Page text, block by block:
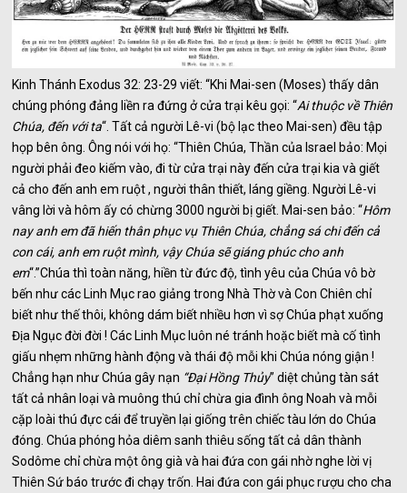
Kinh Thánh Exodus 32: 23-29 viết: “Khi Mai-sen (Moses) thấy dân
chúng phóng đảng liền ra đứng ở cửa trại kêu gọi: “Ai thuộc về Thiên
Chúa, đến với ta“. Tất cả người Lê-vi (bộ lạc theo Mai-sen) đều tập
họp bên ông. Ông nói với họ: “Thiên Chúa, Thần của Israel bảo: Mọi
người phải đeo kiếm vào, đi từ cửa trại này đến cửa trại kia và giết
cả cho đến anh em ruột , người thân thiết, láng giềng. Người Lê-vi
vâng lời và hôm ấy có chừng 3000 người bị giết. Mai-sen bảo: “Hôm
nay anh em đã hiến thân phục vụ Thiên Chúa, chẳng sá chi đến cả
con cái, anh em ruột mình, vậy Chúa sẽ giáng phúc cho anh
em“.”Chúa thì toàn năng, hiền từ đức độ, tình yêu của Chúa vô bờ
bến như các Linh Mục rao giảng trong Nhà Thờ và Con Chiên chỉ
biết như thế thôi, không dám biết nhiều hơn vì sợ Chúa phạt xuống
Địa Ngục đời đời ! Các Linh Mục luôn né tránh hoặc biết mà cố tình
giấu nhẹm những hành động và thái độ mỗi khi Chúa nóng giận !
Chẳng hạn như Chúa gây nạn “Đại Hồng Thủy” diệt chủng tàn sát
tất cả nhân loại và muông thú chỉ chừa gia đình ông Noah và mỗi
cặp loài thú đực cái để truyền lại giống trên chiếc tàu lớn do Chúa
đóng. Chúa phóng hỏa diêm sanh thiêu sống tất cả dân thành
Sodôme chỉ chừa một ông già và hai đứa con gái nhờ nghe lời vị
Thiên Sứ báo trước đi chạy trốn. Hai đứa con gái phục rượu cho cha